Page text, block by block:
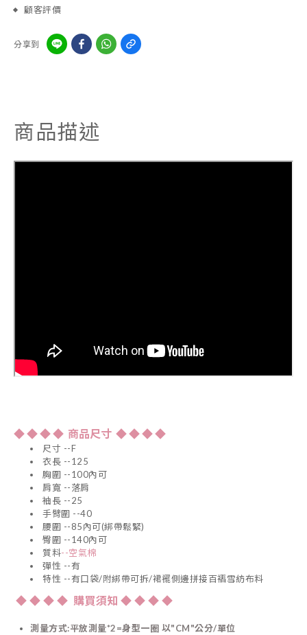
顧客評價
分享到
商品描述
◆◆◆◆ 商品尺寸 ◆◆◆◆
尺寸 --F
衣長 --125
胸圍 --100內可
肩寬 --落肩
袖長 --25
手臂圍 --40
腰圍 --85內可(綁帶鬆緊)
臀圍 --140內可
質料--空氣棉
彈性 --有
特性 --有口袋/附綁帶可拆/裙襬側邊拼接百褶雪紡布料
◆ ◆ ◆ ◆ 購買須知 ◆ ◆ ◆ ◆
測量方式:平放測量*2=身型一圈 以"CM"公分/單位